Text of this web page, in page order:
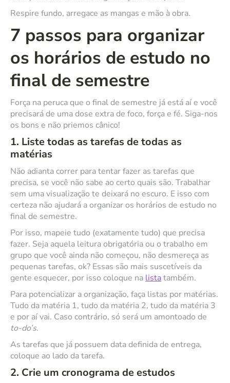
Respire fundo, arregace as mangas e mão à obra.
7 passos para organizar
os horários de estudo no
final de semestre
Força na peruca que o final de semestre já está aí e você
precisará de uma dose extra de foco, força e fé. Siga-nos
os bons e não priemos cânico!
1. Liste todas as tarefas de todas as
matérias
Não adianta correr para tentar fazer as tarefas que
precisa, se você não sabe ao certo quais são. Trabalhar
sem uma visualização te deixará no escuro. E isso com
certeza não ajudará a organizar os horários de estudo no
final de semestre.
Por isso, mapeie tudo (exatamente tudo) que precisa
fazer. Seja aquela leitura obrigatória ou o trabalho em
grupo que você ainda não começou, não desmereça as
pequenas tarefas, ok? Essas são mais suscetíveis da
gente esquecer, por isso coloque na listatambém.
Para potencializar a organização, faça listas por matérias.
Tudo da matéria 1, tudo da matéria 2, tudo da matéria 3
e por aí vai. Caso contrário, só será um amontoado de
to-do’s.
As tarefas que já possuem data definida de entrega,
coloque ao lado da tarefa.
2. Crie um cronograma de estudos